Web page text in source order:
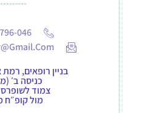
046
בניין רופאים,
כניסה ב׳
צמוד
מול קופ״ח